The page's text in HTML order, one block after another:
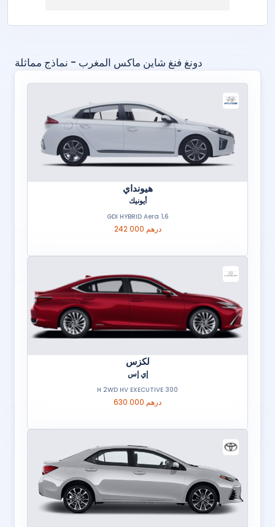
دونغ فنغ شاين ماكس المغرب - نماذج مماثلة
هيونداي
أيونيك
1,6 GDI HYBRID Aera
242 000 درهم
لكزس
إي إس
300 H 2WD HV EXECUTIVE
630 000 درهم